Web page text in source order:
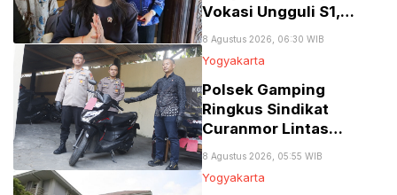
Vokasi Ungguli S1,
8 Agustus 2026, 06:30 WIB
Yogyakarta
Polsek Gamping
Ringkus Sindikat
Curanmor Lintas
Gran Max
8 Agustus 2026, 05:55 WIB
Yogyakarta